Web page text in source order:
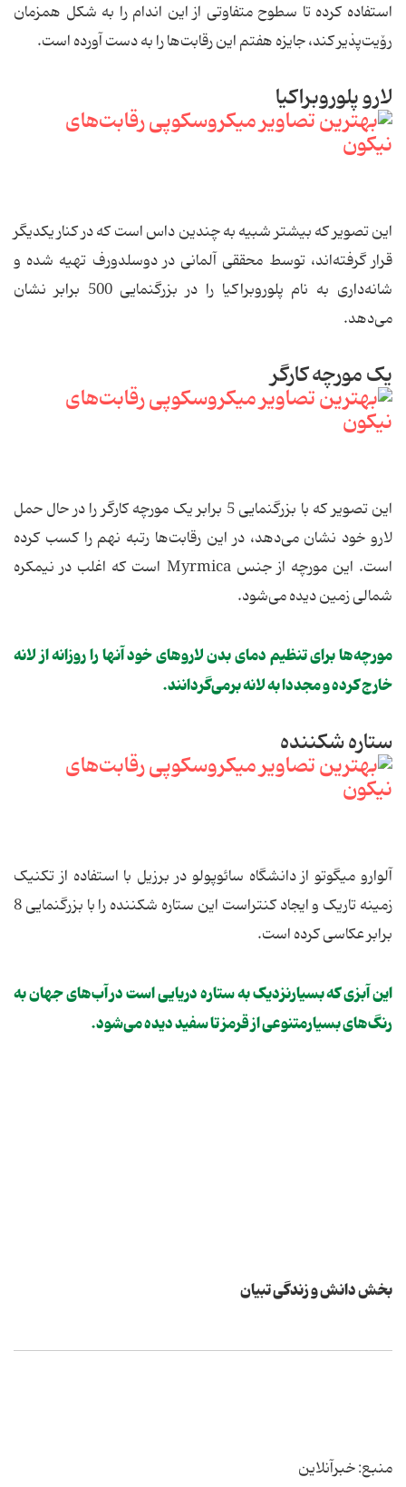
استفاده کرده تا سطوح متفاوتی از این اندام را به شکل همزمان
رۆیت‌پذیر کند، جایزه هفتم این رقابت‌ها را به دست آورده است.
لارو پلوروبراکیا
این تصویر که بیشتر شبیه به چندین داس است که در کنار یکدیگر
قرار گرفته‌اند، توسط محققی آلمانی در دوسلدورف تهیه شده و
شانه‌داری به نام پلوروبراکیا را در بزرگنمایی 500 برابر نشان
می‌دهد.
یک مورچه کارگر
این تصویر که با بزرگنمایی 5 برابر یک مورچه کارگر را در حال حمل
لارو خود نشان می‌دهد، در این رقابت‌ها رتبه نهم را کسب کرده
است. این مورچه از جنس Myrmica است که اغلب در نیمکره
شمالی زمین دیده می‌شود.
مورچه‌ها برای تنظیم دمای بدن لاروهای خود آنها را روزانه از لانه
خارج کرده و مجددا به لانه برمی‌گردانند.
ستاره شکننده
آلوارو میگوتو از دانشگاه سائوپولو در برزیل با استفاده از تکنیک
زمینه تاریک و ایجاد کنتراست این ستاره شکننده را با بزرگنمایی 8
برابر عکاسی کرده است.
این آبزی که بسیارنزدیک به ستاره دریایی است در آب‌های جهان به
رنگ‌های بسیارمتنوعی از قرمز تا سفید دیده می‌شود.
بخش دانش و زندگی تبیان
منبع: خبرآنلاین